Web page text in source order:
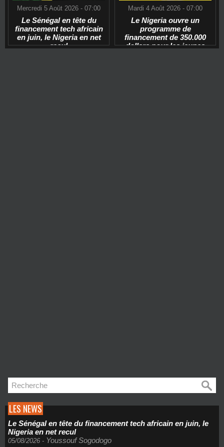
Mercredi 5 Août 2026 - 07:00
Le Sénégal en tête du
financement tech africain
en juin, le Nigeria en net
recul
Mardi 4 Août 2026 - 07:00
Le Nigeria ouvre un
programme de
financement de 350.000
dollars pour les jeunes
LES NEWS
Le Sénégal en tête du financement tech africain en juin, le
Nigeria en net recul
05/08/2026 - Youssouf Sogodogo